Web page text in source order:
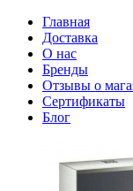
Главная
Доставка
О нас
Бренды
Отзывы о
Сертификаты
Блог